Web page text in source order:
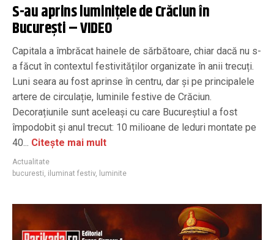
S-au aprins luminițele de Crăciun în
București – VIDEO
Capitala a îmbrăcat hainele de sărbătoare, chiar dacă nu s-
a făcut în contextul festivităților organizate în anii trecuți.
Luni seara au fost aprinse în centru, dar și pe principalele
artere de circulație, luminile festive de Crăciun.
Decorațiunile sunt aceleași cu care Bucureștiul a fost
împodobit și anul trecut: 10 milioane de leduri montate pe
40... Citește mai mult
Actualitate
bucuresti, iluminat festiv, luminite